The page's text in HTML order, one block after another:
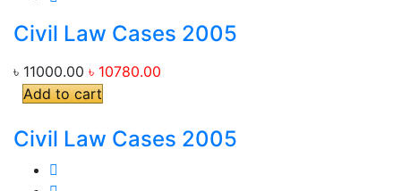
Civil Law Cases 2005
৳ 11000.00 ৳ 10780.00
Add to cart
Civil Law Cases 2005